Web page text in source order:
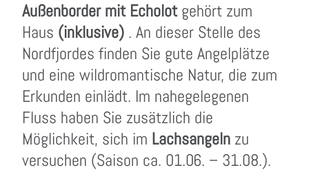
Außenborder mit Echolot gehört zum
Haus (inklusive) . An dieser Stelle des
Nordfjordes finden Sie gute Angelplätze
und eine wildromantische Natur, die zum
Erkunden einlädt. Im nahegelegenen
Fluss haben Sie zusätzlich die
Möglichkeit, sich im Lachsangeln zu
versuchen (Saison ca. 01.06. – 31.08.).